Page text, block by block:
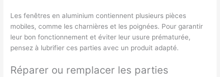
Les fenêtres en aluminium contiennent plusieurs pièces
mobiles, comme les charnières et les poignées. Pour garantir
leur bon fonctionnement et éviter leur usure prématurée,
pensez à lubrifier ces parties avec un produit adapté.
Réparer ou remplacer les parties